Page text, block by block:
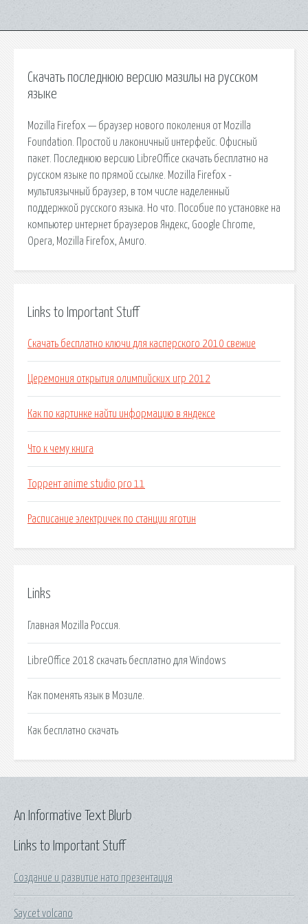
Скачать последнюю версию мазилы на русском
языке
Mozilla Firefox — браузер нового поколения от Mozilla
Foundation. Простой и лаконичный интерфейс. Офисный
пакет. Последнюю версию LibreOffice скачать бесплатно на
русском языке по прямой ссылке. Mozilla Firefox -
мультиязычный браузер, в том числе наделенный
поддержкой русского языка. Но что. Пособие по установке на
компьютер интернет браузеров Яндекс, Google Chrome,
Opera, Mozilla Firefox, Амиго.
Links to Important Stuff
Скачать бесплатно ключи для касперского 2010 свежие
Церемония открытия олимпийских игр 2012
Как по картинке найти информацию в яндексе
Что к чему книга
Торрент anime studio pro 11
Расписание электричек по станции яготин
Links
Главная Mozilla Россия.
LibreOffice 2018 скачать бесплатно для Windows
Как поменять язык в Мозиле.
Как бесплатно скачать
Links to Important Stuff
Создание и развитие нато презентация
Saycet volcano
An Informative Text Blurb